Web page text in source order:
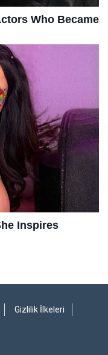
Gizlilik İlkeleri